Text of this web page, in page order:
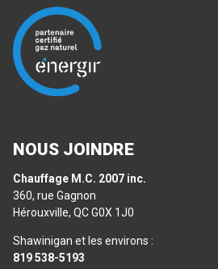
NOUS JOINDRE
Chauffage M.C. 2007 inc.
360, rue Gagnon
Hérouxville, QC G0X 1J0
Shawinigan et les environs :
819 538-5193